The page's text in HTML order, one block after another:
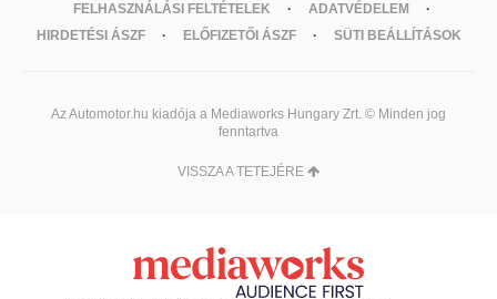
FELHASZNÁLÁSI FELTÉTELEK
ADATVÉDELEM
HIRDETÉSI ÁSZF
ELŐFIZETŐI ÁSZF SÜTI BEÁLLÍTÁSOK
Az Automotor.hu kiadója a Mediaworks Hungary Zrt. © Minden jog
fenntartva
VISSZA A TETEJÉRE